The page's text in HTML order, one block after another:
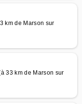
km de Marson sur
33 km de Marson sur